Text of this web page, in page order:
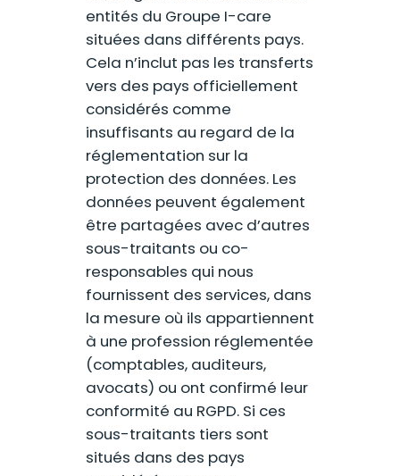
entités du Groupe I-care
situées dans différents pays.
Cela n’inclut pas les transferts
vers des pays officiellement
considérés comme
insuffisants au regard de la
réglementation sur la
protection des données. Les
données peuvent également
être partagées avec d’autres
sous-traitants ou co-
responsables qui nous
fournissent des services, dans
la mesure où ils appartiennent
à une profession réglementée
(comptables, auditeurs,
avocats) ou ont confirmé leur
conformité au RGPD. Si ces
sous-traitants tiers sont
situés dans des pays